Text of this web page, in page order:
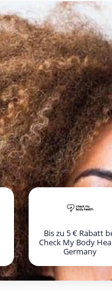
Bis zu 5 € Rabatt
Check My Body
Germany